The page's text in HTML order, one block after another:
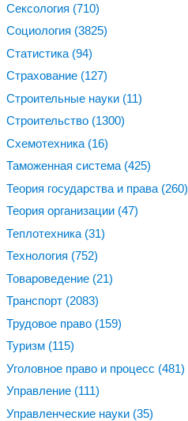
Сексология (710)
Социология (3825)
Статистика (94)
Страхование (127)
Строительные науки (11)
Строительство (1300)
Схемотехника (16)
Таможенная система (425)
Теория государства и права (260)
Теория организации (47)
Теплотехника (31)
Технология (752)
Товароведение (21)
Транспорт (2083)
Трудовое право (159)
Туризм (115)
Уголовное право и процесс (481)
Управление (111)
Управленческие науки (35)